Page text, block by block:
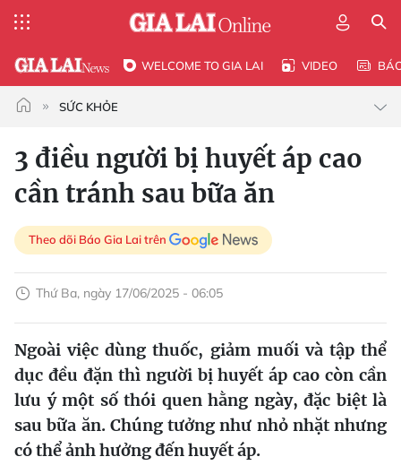
WELCOME TO GIA LAI VIDEO
SỨC KHỎE
3 điều người bị huyết áp cao
cần tránh sau bữa ăn
Theo dõi Báo Gia Lai trên
Thứ Ba, ngày 17/06/2025 - 06:05
Ngoài việc dùng thuốc, giảm muối và tập thể
dục đều đặn thì người bị huyết áp cao còn cần
lưu ý một số thói quen hằng ngày, đặc biệt là
sau bữa ăn. Chúng tưởng như nhỏ nhặt nhưng
có thể ảnh hưởng đến huyết áp.